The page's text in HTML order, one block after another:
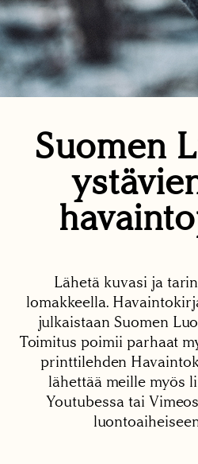
Suomen
Lähetä kuvasi ja
lomakkeella.
julkaistaan Suomen
Toimitus poimii parhaat
printtilehden
lähettää meille myös
Youtubessa tai